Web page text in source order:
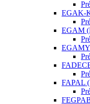
EGAK-
EGAM
FAPAL